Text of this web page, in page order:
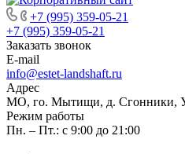
+7 (995) 359-05-21
+7 (995) 359-05-21
Заказать звонок
E-mail
info@estet-landshaft.ru
Адрес
МО, го. Мытищи, д. Сгонники,
Режим работы
Пн. – Пт.: с 9:00 до 21:00